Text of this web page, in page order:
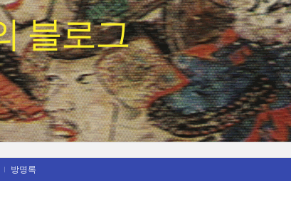
블로그
방명록